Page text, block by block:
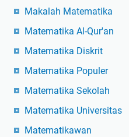
Makalah Matematika
Matematika Al-Qur'an
Matematika Diskrit
Matematika Populer
Matematika Sekolah
Matematika Universitas
Matematikawan